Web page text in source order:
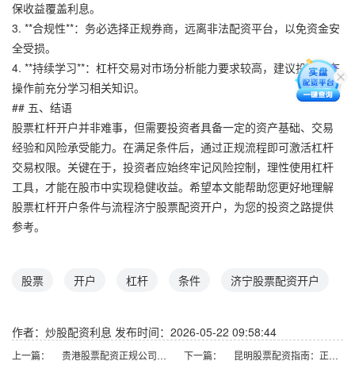
保收益覆盖利息。
3. **合规性**：务必选择正规券商，远离非法配资平台，以免资金安
全受损。
4. **持续学习**：杠杆交易对市场分析能力要求较高，建议投资者在
操作前充分学习相关知识。
## 五、结语
股票杠杆开户并非难事，但需要投资者具备一定的资产基础、交易
经验和风险承受能力。在满足条件后，通过正规流程即可激活杠杆
交易权限。关键在于，投资者应始终牢记风险控制，理性使用杠杆
工具，才能在股市中实现稳健收益。希望本文能帮助您更好地理解
股票杠杆开户条件与流程济宁股票配资开户，为您的投资之路提供
参考。
股票 开户 杠杆 条件 济宁股票配资开户
作者：炒股配资利息 发布时间：2026-05-22 09:58:44
上一篇： 贵港股票配资正规公司推荐 下一篇： 昆明股票配资指南：正规平台与风险提示